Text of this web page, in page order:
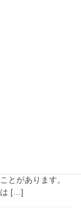
とがあります。
は […]